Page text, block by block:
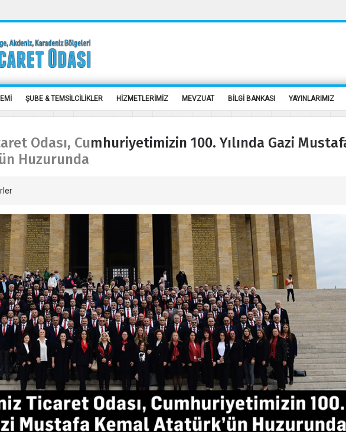
ŞUBE & TEMSİLCİLİKLER HİZMETLERİMİZ MEVZUAT BİLGİ BANKASI YAYINLARIMIZ
Odası, Cumhuriyetimizin 100. Yılında Gazi
Huzurunda